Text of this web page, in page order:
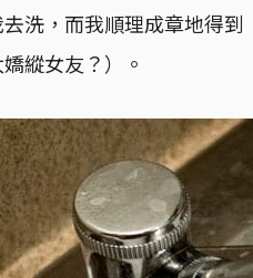
洗，而我順理成章地得到
縱女友？）。